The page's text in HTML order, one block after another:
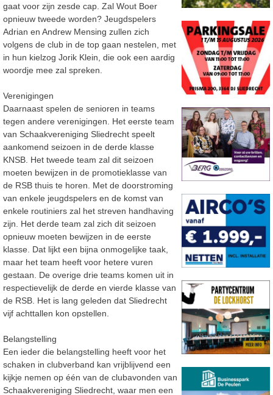
gaat voor zijn zesde cap. Zal Wout Boer
opnieuw tweede worden? Jeugdspelers
Adrian en Andrew Mensing zullen zich
volgens de club in de top gaan nestelen, met
in hun kielzog Jorik Klein, die ook een aardig
woordje mee zal spreken.
Verenigingen
Daarnaast spelen de senioren in teams
tegen andere verenigingen. Het eerste team
van Schaakvereniging Sliedrecht speelt
aankomend seizoen in de derde klasse
KNSB. Het tweede team zal dit seizoen
moeten bewijzen in de promotieklasse van
de RSB thuis te horen. Met de doorstroming
van enkele jeugdspelers en de komst van
enkele routiniers zal het streven handhaving
zijn. Het derde team zal zich dit seizoen
opnieuw moeten bewijzen in de eerste
klasse. Dat lijkt een bijna onmogelijke taak,
maar het team heeft voor hetere vuren
gestaan. De overige drie teams komen uit in
respectievelijk de derde en vierde klasse van
de RSB. Het is lang geleden dat Sliedrecht
vijf achttallen kon opstellen.
Belangstelling
Een ieder die belangstelling heeft voor het
schaken in clubverband kan vrijblijvend een
kijkje nemen op één van de clubavonden van
Schaakvereniging Sliedrecht, waar men een